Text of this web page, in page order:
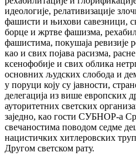
идеологије, релативизације
фашисти и њихови савезници,
борце и жртве фашизма,
фашистима, покушаја ревизије
као и свих појава расизма,
ксенофобије и свих облика
основних људских слобода и
у поруци коју су јавности,
делегација из више европских
ауторитетних светских
заједно, као гости СУБНОР-а
свечаностима поводом седме
нацистичких хитлеровских
Другом светском рату.